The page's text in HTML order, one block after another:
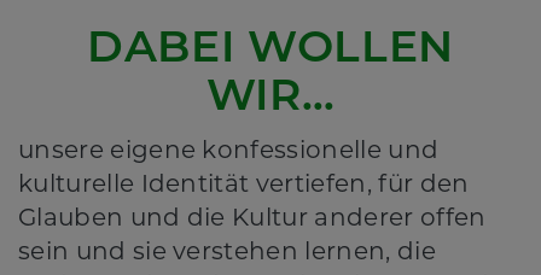
DABEI WOLLEN
WIR…
unsere eigene konfessionelle und
kulturelle Identität vertiefen, für den
Glauben und die Kultur anderer offen
sein und sie verstehen lernen, die